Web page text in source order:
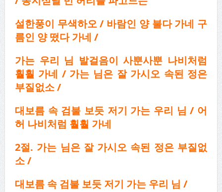
설한풍이 무색하오 / 바람인 양 불다 가네 구
름인 양 떴다 가네 /
가는 우리 님 발걸음이 사뿐사뿐 나비처럼
훨훨 가네 / 가는 님은 잘 가시오 속된 정은
부질없소 /
대보름 속 검불 보듯 저기 가는 우리 님/ 어
허 나비처럼 훨훨 가네
2절. 가는 님은 잘 가시오 속된 정은 부질없
소 /
대보름 속 검불 보듯 저기 가는 우리 님 /